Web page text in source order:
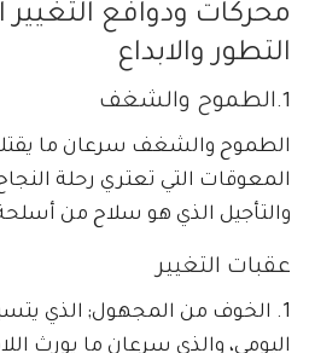
محركات ودوافع التغيير
التطور والابداع
1.الطموح والشغف
الطموح والشغف سرعان ما
المعوقات التي تعتري رحلة
والتأجيل الذي هو سلاح من
عقبات التغيير
1. الخوف من المجهول; الذي
اليومي، والذي سرعان ما يورث